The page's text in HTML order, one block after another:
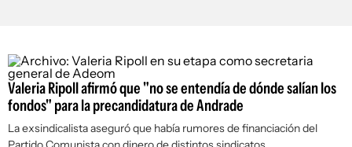
Valeria Ripoll afirmó que "no se entendía de dónde salían los
fondos" para la precandidatura de Andrade
La exsindicalista aseguró que había rumores de financiación del